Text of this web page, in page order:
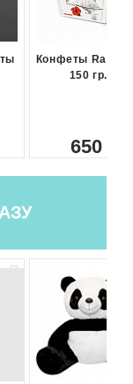
Конфеты
150 гр.
650